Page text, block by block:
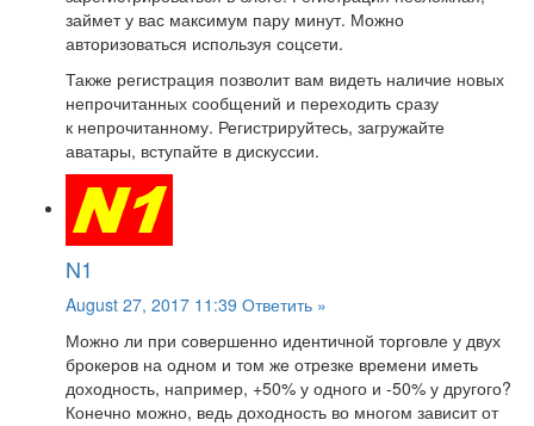
займет у вас максимум пару минут. Можно
авторизоваться используя соцсети.
Также регистрация позволит вам видеть наличие новых
непрочитанных сообщений и переходить сразу
к непрочитанному. Регистрируйтесь, загружайте
аватары, вступайте в дискуссии.
N1
August 27, 2017 11:39 Ответить »
Можно ли при совершенно идентичной торговле у двух
брокеров на одном и том же отрезке времени иметь
доходность, например, +50% у одного и -50% у другого?
Конечно можно, ведь доходность во многом зависит от